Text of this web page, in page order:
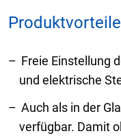
Produktvorteile
Freie Einstellung
und elektrische
Auch als in der
verfügbar. Damit